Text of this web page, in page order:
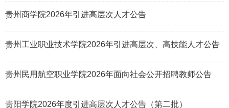
贵州商学院2026年引进高层次人才公告
贵州工业职业技术学院2026年引进高层次、高技能人才公告
贵州民用航空职业学院2026年面向社会公开招聘教师公告
贵阳学院2026年度引进高层次人才公告（第二批）